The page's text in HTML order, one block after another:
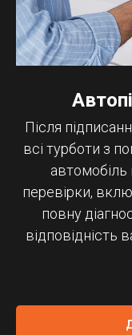
Після
всі турботи з
автомобіль
перевірки,
повну
відповідність